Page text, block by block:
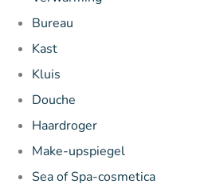
Bureau
Kast
Kluis
Douche
Haardroger
Make-upspiegel
Sea of Spa-cosmetica